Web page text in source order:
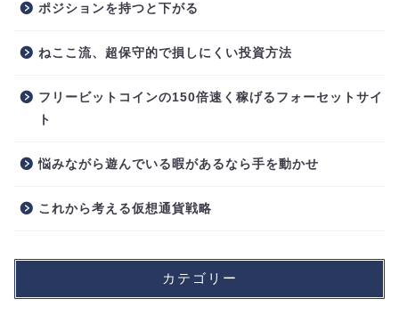
ポジションを持つと下がる
ねここ流、超保守的で損しにくい投資方法
フリービットコインの150倍速く稼げるフォーセットサイ
ト
悩みながら遊んでいる暇があるなら手を動かせ
これから考える仮想通貨戦略
カテゴリー